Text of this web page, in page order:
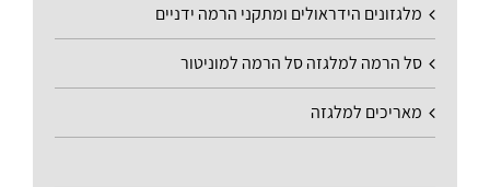
מלגזונים הידראולים ומתקני הרמה ידניים
סל הרמה למלגזה סל הרמה למוניטור
מאריכים למלגזה